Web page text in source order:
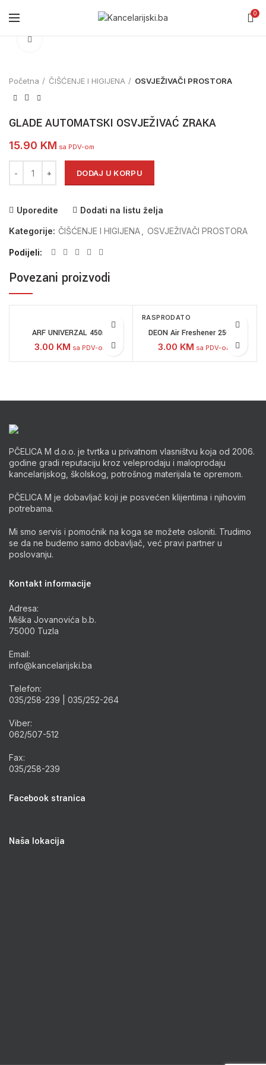
0
Početna ČIŠĆENJE I HIGIJENA OSVJEŽIVAČI PROSTORA
GLADE AUTOMATSKI OSVJEŽIVAĆ ZRAKA
15.90 KM sa PDV-om
DODAJ U KORPU
Uporedite Dodati na listu želja
Kategorije: ČIŠĆENJE I HIGIJENA OSVJEŽIVAČI PROSTORA
Podijeli
Povezani proizvodi
ARF UNIVERZAL 450ml
3.00 KM sa PDV-om
RASPRODATO
DEON Air Freshener 250 ml
3.00 KM sa PDV-om
PČELICA M d.o.o. je tvrtka u privatnom vlasništvu koja od 2006.
godine gradi reputaciju kroz veleprodaju i maloprodaju
kancelarijskog, školskog, potrošnog materijala te opremom.
PČELICA M je dobavljač koji je posvećen klijentima i njihovim
potrebama.
Mi smo servis i pomoćnik na koga se možete osloniti. Trudimo
se da ne budemo samo dobavljač, već pravi partner u
poslovanju.
Kontakt informacije
Adresa:
Miška Jovanovića b.b.
75000 Tuzla
Email:
info@kancelarijski.ba
Telefon:
035/258-239 | 035/252-264
Viber:
062/507-512
Fax:
035/258-239
Facebook stranica
Naša lokacija